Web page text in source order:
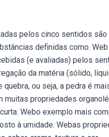
pelos cinco sentidos
definidas como.
(e avaliadas) pelos
da matéria (sólido,
ou seja, a pedra é
muitas propriedades
Webo exemplo mais
à umidade. Webas